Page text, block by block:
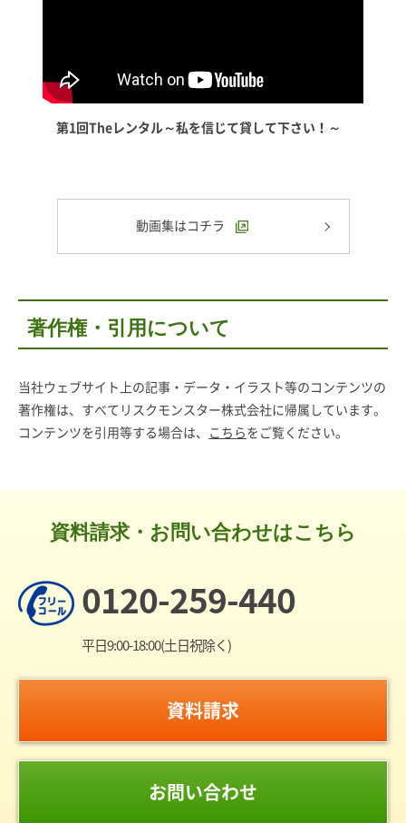
第1回Theレンタル～私を信じて貸して下さい！～
動画集はコチラ
著作権・引用について
当社ウェブサイト上の記事・データ・イラスト等のコンテンツの
著作権は、すべてリスクモンスター株式会社に帰属しています。
コンテンツを引用等する場合は、
こちら をご覧ください。
資料請求・お問い合わせはこちら
0120-259-440
平日9:00-18:00(土日祝除く)
資料請求
お問い合わせ